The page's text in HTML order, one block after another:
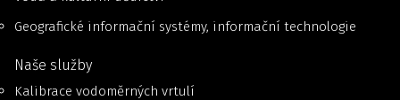
Geografické informační systémy, informační technologie
Naše služby
Kalibrace vodoměrných vrtulí